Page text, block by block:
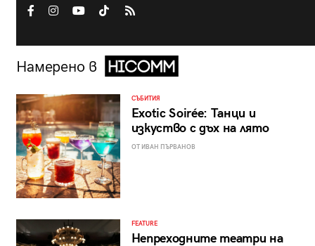
Намерено в
СЪБИТИЯ
Exotic Soirée: Танци и
изкуство с дъх на лято
ОТ ИВАН ПЪРВАНОВ
FEATURE
Непреходните театри на